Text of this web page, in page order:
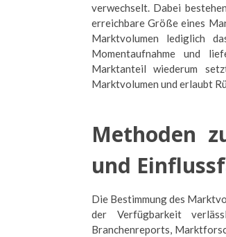
verwechselt. Dabei
erreichbare Größe eines
Marktvolumen lediglich
Momentaufnahme und
Marktanteil wiederum
Marktvolumen und erlaubt
Methoden
und
Die Bestimmung des
der Verfügbarkeit
Branchenreports,